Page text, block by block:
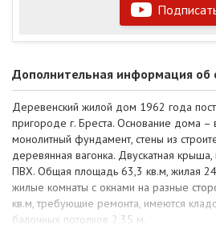
Дополнительная информация об
Деревенский жилой дом 1962 года
пригороде г. Бреста. Основание дома –
монолитный фундамент, стены из
деревянная вагонка. Двускатная
ПВХ. Общая площадь 63,3 кв.м, жилая
жилые комнаты с окнами на разные
кв.м, требующие ремонта, имеются
балочных потолков 2,35 м.